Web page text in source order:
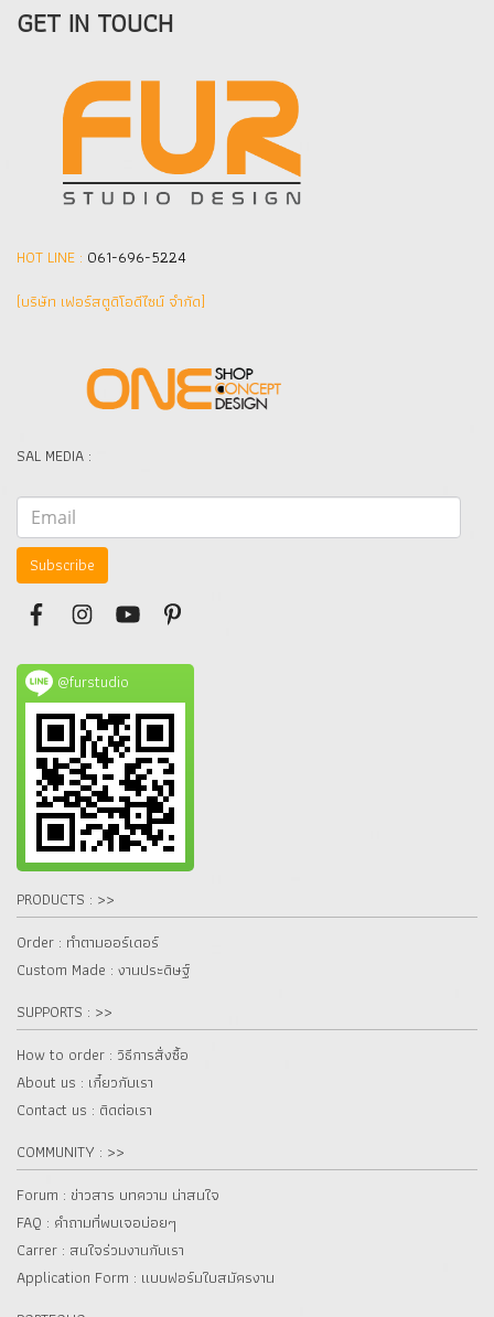
GET IN TOUCH
HOT LINE : 061-696-5224
(บริษัท เฟอร์สตูดิโอดีไซน์ จำกัด]
SAL MEDIA :
Subscribe
@furstudio
PRODUCTS : >>
Order : ทำตามออร์เดอร์
Custom Made : งานประดิษฐ์
SUPPORTS : >>
How to order : วิธีการสั่งซื้อ
About us : เกี๋ยวกับเรา
Contact us : ติดต่อเรา
COMMUNITY : >>
Forum : ข่าวสาร บทความ น่าสนใจ
FAQ : คำถามที่พบเจอบ่อยๆ
Carrer : สนใจร่วมงานกับเรา
Application Form : แบบฟอร์มใบสมัครงาน